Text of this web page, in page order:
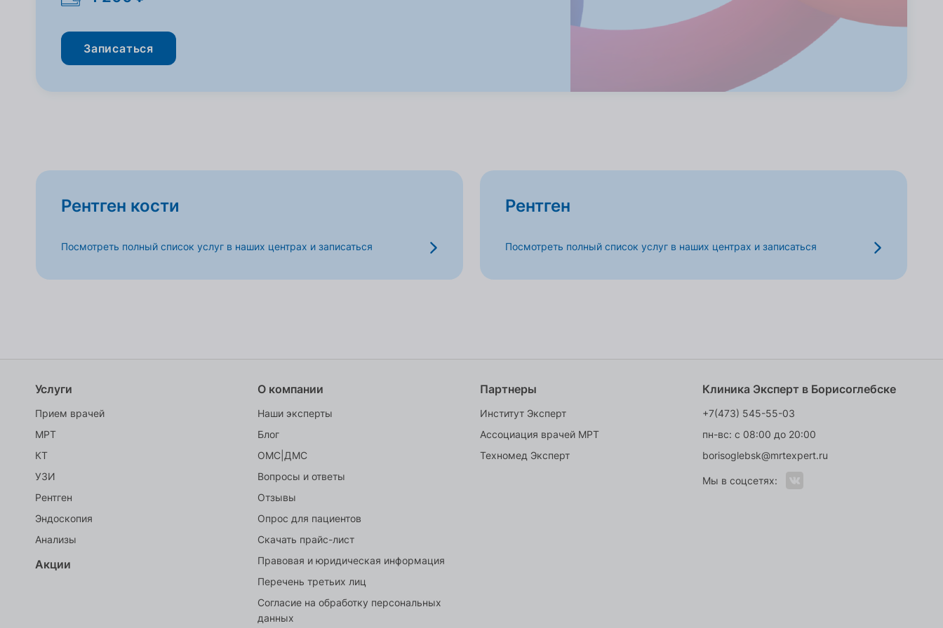
Записаться
Рентген кости
Посмотреть полный список услуг в наших центрах и записаться
Рентген
Посмотреть полный список услуг в наших центрах и записаться
Услуги
Прием врачей
МРТ
КТ
УЗИ
Рентген
Эндоскопия
Анализы
Акции
О компании
Наши эксперты
Блог
ОМС|ДМС
Вопросы и ответы
Отзывы
Опрос для пациентов
Скачать прайс-лист
Правовая и юридическая информация
Перечень третьих лиц
Согласие на обработку персональных
данных
Партнеры
Институт Эксперт
Ассоциация врачей МРТ
Техномед Эксперт
Клиника Эксперт в Борисоглебске
+7(473) 545-55-03
пн-вс: с 08:00 до 20:00
borisoglebsk@mrtexpert.ru
Мы в соцсетях: